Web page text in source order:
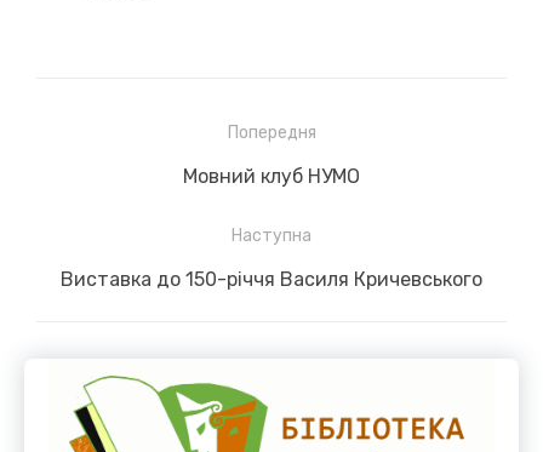
Попередня
Previous
Мовний клуб НУМО
Наступна
Next
Виставка до 150-річчя Василя Кричевського